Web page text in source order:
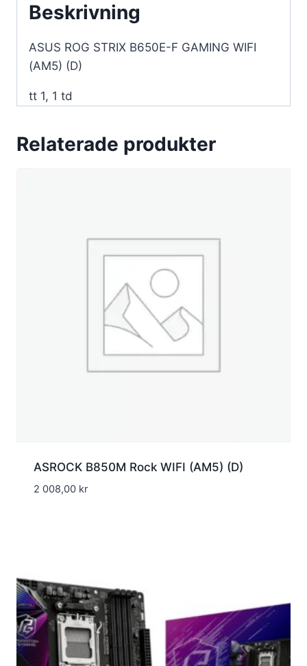
Beskrivning
ASUS ROG STRIX B650E-F GAMING WIFI
(AM5) (D)
tt 1, 1 td
Relaterade produkter
ASROCK B850M Rock WIFI (AM5) (D)
2 008,00 kr